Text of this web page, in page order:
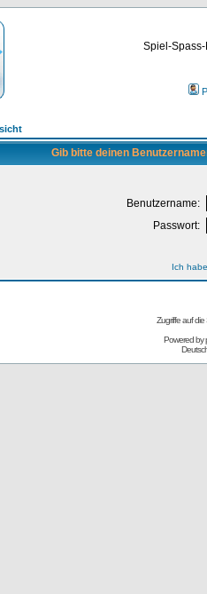
Spiel-
Gib bitte deinen
Benutzername:
Passwort:
Ich
Zugriffe auf
Powered by